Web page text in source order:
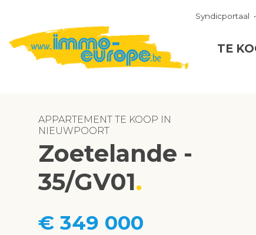
Syndicportaal
TE
APPARTEMENT TE KOOP IN
NIEUWPOORT
Zoetelande -
35/GV01
€ 349 000